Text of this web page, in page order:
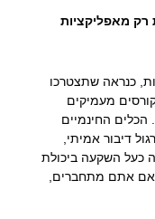
רק מאפליקציות
כנראה שתצטרכו
מעמיקים
הכלים החינמיים
דיבור אמיתי,
כעל השקעה ביכולת
אם אתם מתחברים,